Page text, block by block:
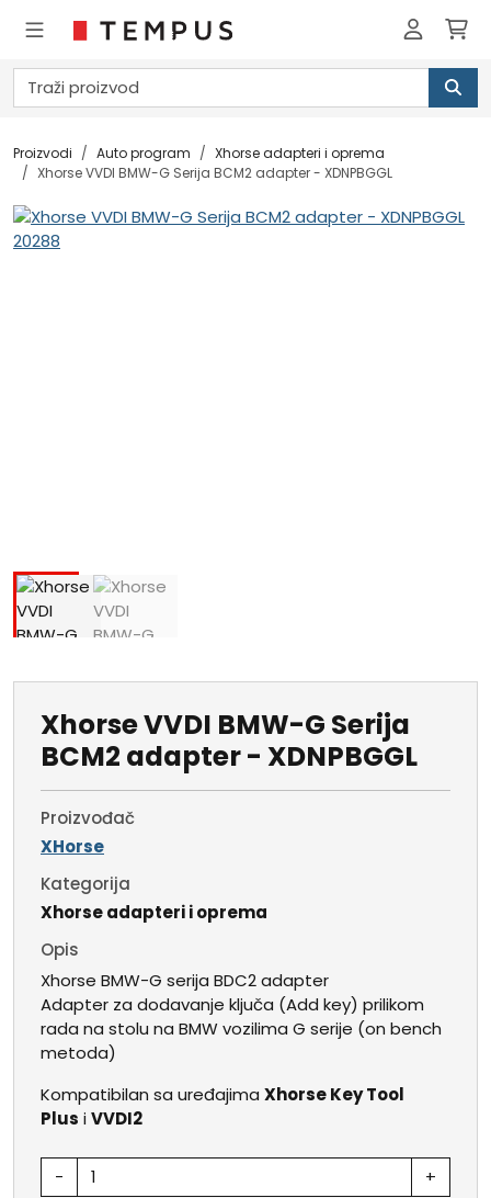
Proizvodi Auto program
Xhorse adapteri i oprema
Xhorse VVDI BMW-G Serija BCM2 adapter - XDNPBGGL
Xhorse VVDI BMW-G Serija
BCM2 adapter - XDNPBGGL
Proizvođač
XHorse
Kategorija
Xhorse adapteri i oprema
Opis
Xhorse BMW-G serija BDC2 adapter
Adapter za dodavanje ključa (Add key) prilikom
rada na stolu na BMW vozilima G serije (on bench
metoda)
Kompatibilan sa uređajima Xhorse Key Tool
Plus iVVDI2
- +